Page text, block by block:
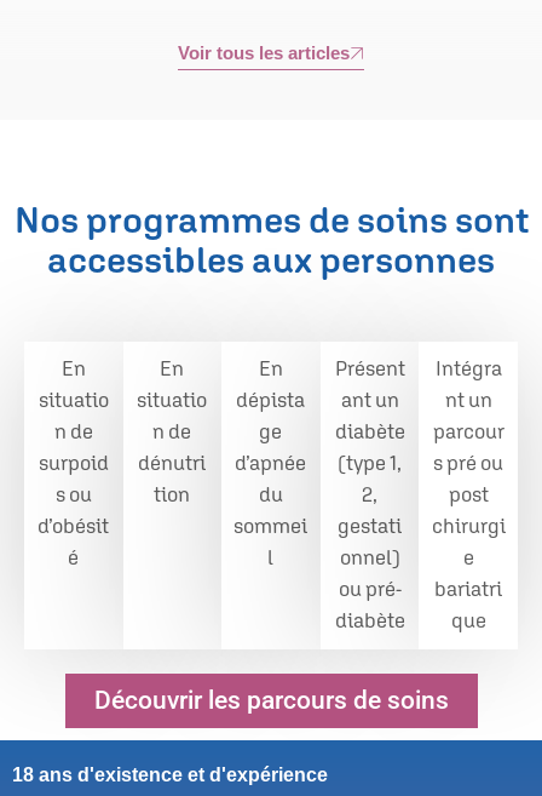
Voir tous les articles
Nos programmes de soins sont
accessibles aux personnes
En
situatio
n de
surpoid
s ou
d’obésit
é
En
situatio
n de
dénutri
tion
En
dépista
ge
d’apnée
du
sommei
l​
Présent
ant un
diabète
(type 1,
2,
gestati
onnel)
ou pré-
diabète
Intégra
nt un
parcour
s pré ou
post
chirurgi
e
bariatri
que
Découvrir les parcours de soins
18 ans d'existence et d'expérience